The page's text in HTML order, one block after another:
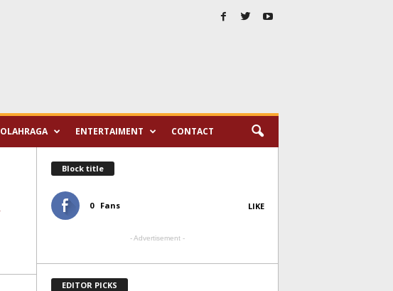
OLAHRAGA ENTERTAIMENT CONTACT
Block title
0 Fans LIKE
- Advertisement -
EDITOR PICKS